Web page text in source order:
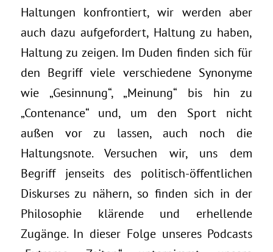
Haltungen konfrontiert, wir werden aber
auch dazu aufgefordert, Haltung zu haben,
Haltung zu zeigen. Im Duden finden sich für
den Begriff viele verschiedene Synonyme
wie „Gesinnung“, „Meinung“ bis hin zu
„Contenance“ und, um den Sport nicht
außen vor zu lassen, auch noch die
Haltungsnote. Versuchen wir, uns dem
Begriff jenseits des politisch-öffentlichen
Diskurses zu nähern, so finden sich in der
Philosophie klärende und erhellende
Zugänge. In dieser Folge unseres Podcasts